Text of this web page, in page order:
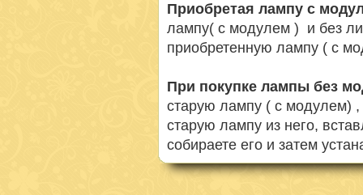
Приобретая лампу с
лампу( с модулем ) и без
приобретенную лампу ( с
При покупке лампы без
старую лампу ( с модулем) ,
старую лампу из него,
собираете его и затем